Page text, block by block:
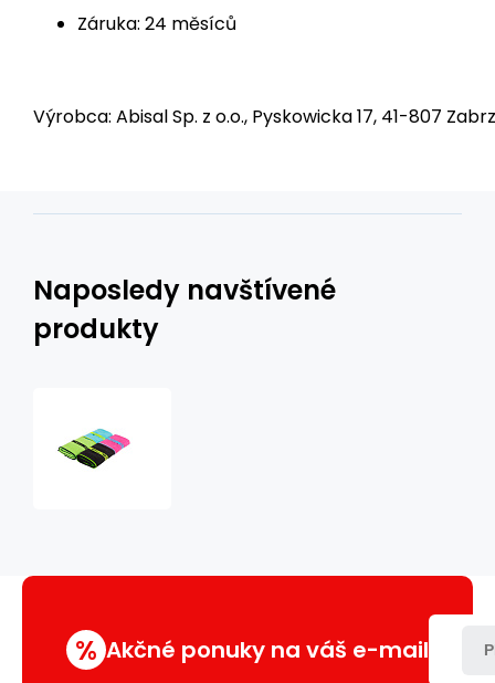
Záruka: 24 měsíců
Výrobca: Abisal Sp. z o.o., Pyskowicka 17, 41-807
Naposledy navštívené
produkty
AQUA
% Akčné ponuky na váš e-mail